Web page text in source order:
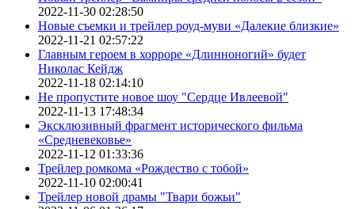
2022-11-30 02:28:50
Новые съемки и трейлер роуд-муви «Далекие близкие»
2022-11-21 02:57:22
Главным героем в хорроре «Длинноногий» будет
Николас Кейдж
2022-11-18 02:14:10
Не пропустите новое шоу "Сердце Ивлеевой"
2022-11-13 17:48:34
Эксклюзивный фрагмент исторического фильма
«Средневековье»
2022-11-12 01:33:36
Трейлер ромкома «Рождество с тобой»
2022-11-10 02:00:41
Трейлер новой драмы "Твари божьи"